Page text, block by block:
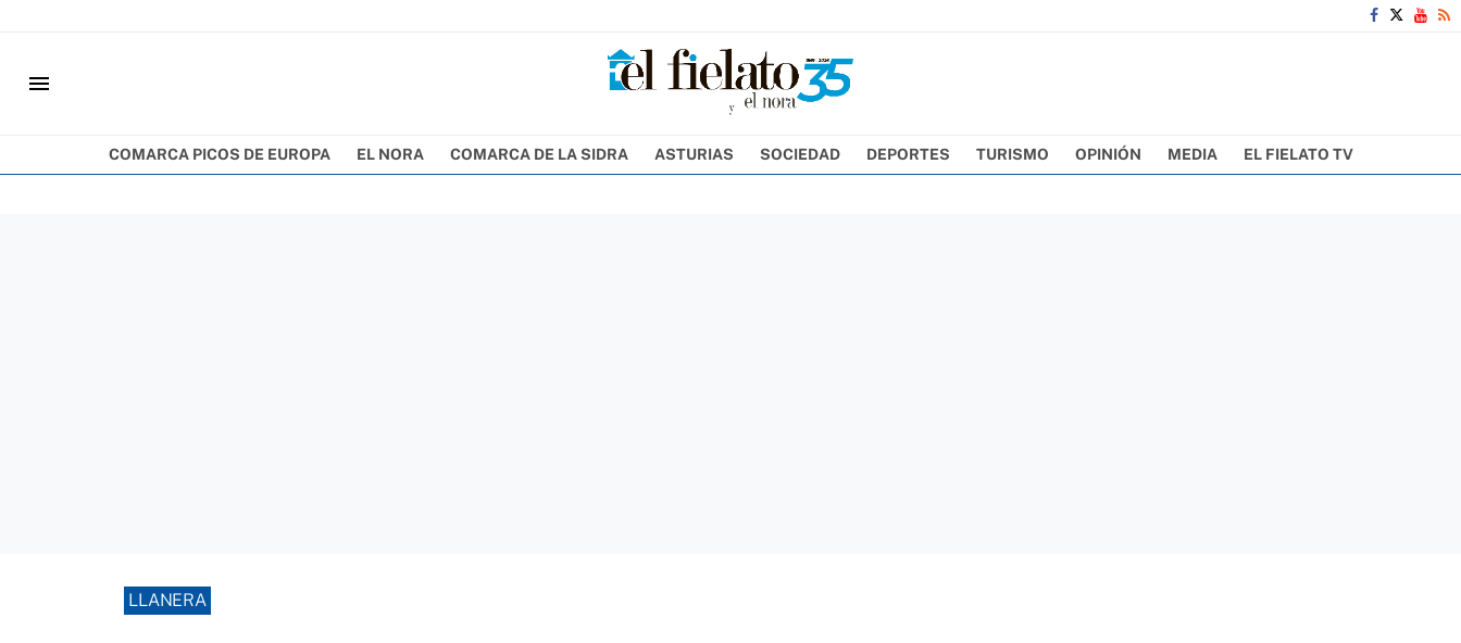
menu
COMARCA PICOS DE EUROPA EL NORA COMARCA DE LA SIDRA ASTURIAS SOCIEDAD DEPORTES TURISMO OPINIÓN MEDIA EL FIELATO TV
LLANERA